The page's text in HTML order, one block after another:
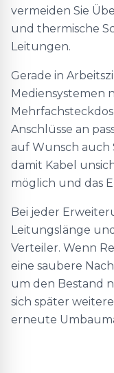
vermeiden Sie
und thermische
Leitungen.
Gerade in
Mediensystemen
Anschlüsse an
auf Wunsch auch
damit Kabel
möglich und das
Bei jeder
Leitungslänge
Verteiler. Wenn
eine saubere
um den Bestand
sich später
erneute